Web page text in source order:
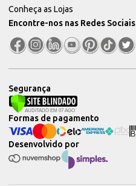
Conheça as Lojas
Encontre-nos nas Redes Sociais
Segurança
Desenvolvido por
Formas de pagamento